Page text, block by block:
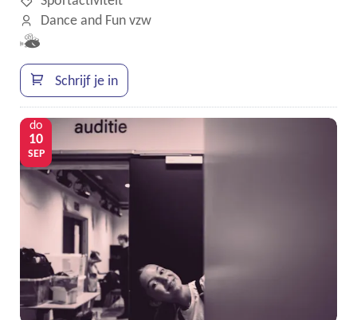
Dance and Fun vzw
Samen
met
kinderen
eropuit!
Schrijf je in
do
10
SEP